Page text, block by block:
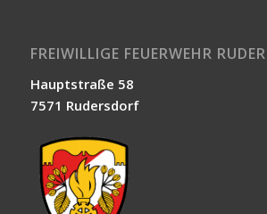
FREIWILLIGE FEUERWEHR
Hauptstraße 58
7571 Rudersdorf